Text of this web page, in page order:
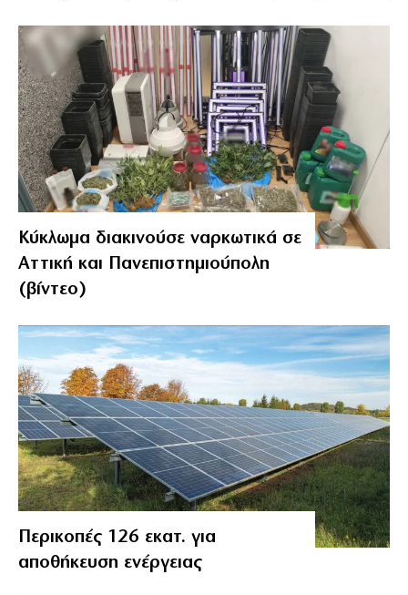
Κύκλωμα διακινούσε ναρκωτικά σε
Αττική και Πανεπιστημιούπολη
(βίντεο)
Περικοπές 126 εκατ. για
αποθήκευση ενέργειας